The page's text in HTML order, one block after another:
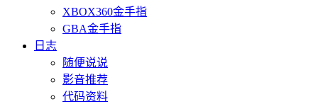
XBOX360金手指
GBA金手指
日志
随便说说
影音推荐
代码资料